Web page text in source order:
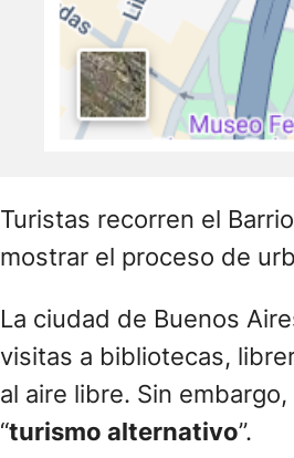
Turistas recorren el
mostrar el proceso de
La ciudad de Buenos
“ turismo alternativo”.
Aires, se han abierto
fútbol y centros
propuesta que fomenta